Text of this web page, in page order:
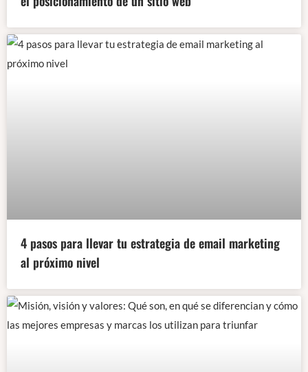
4 pasos para llevar tu estrategia de email marketing
al próximo nivel